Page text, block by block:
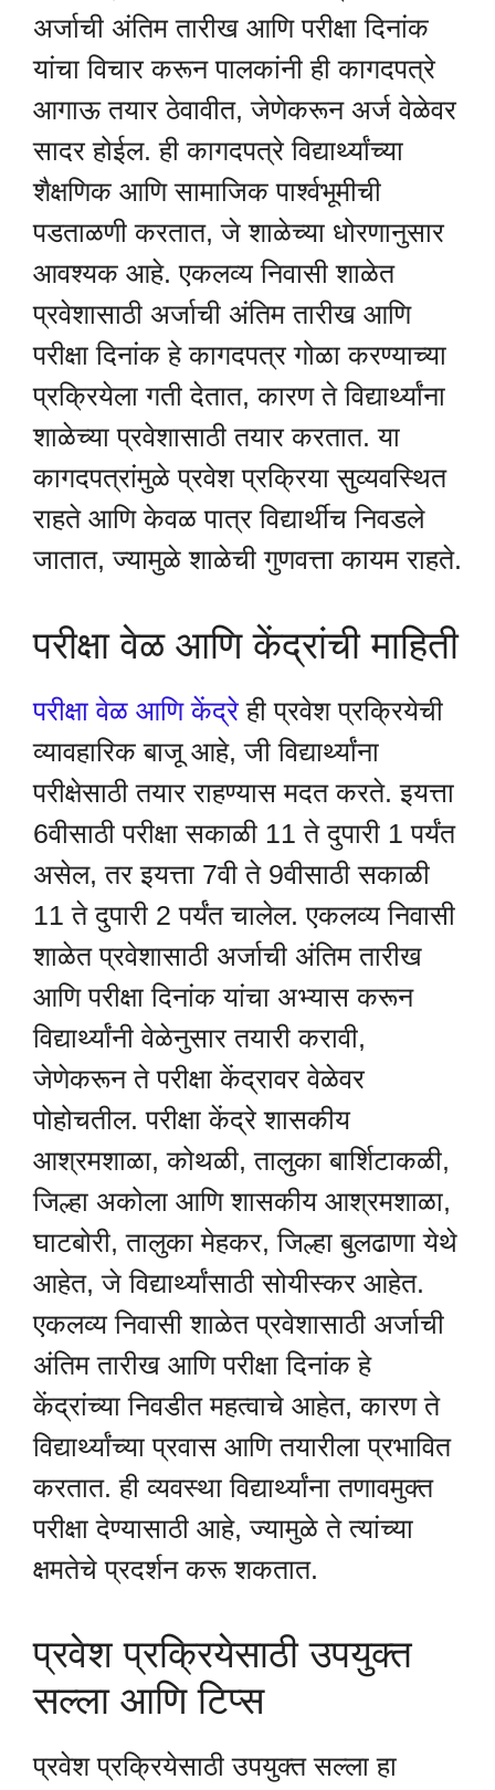
अर्जाची अंतिम तारीख आणि परीक्षा दिनांक
यांचा विचार करून पालकांनी ही कागदपत्रे
आगाऊ तयार ठेवावीत, जेणेकरून अर्ज वेळेवर
सादर होईल. ही कागदपत्रे विद्यार्थ्यांच्या
शैक्षणिक आणि सामाजिक पार्श्वभूमीची
पडताळणी करतात, जे शाळेच्या धोरणानुसार
आवश्यक आहे. एकलव्य निवासी शाळेत
प्रवेशासाठी अर्जाची अंतिम तारीख आणि
परीक्षा दिनांक हे कागदपत्र गोळा करण्याच्या
प्रक्रियेला गती देतात, कारण ते विद्यार्थ्यांना
शाळेच्या प्रवेशासाठी तयार करतात. या
कागदपत्रांमुळे प्रवेश प्रक्रिया सुव्यवस्थित
राहते आणि केवळ पात्र विद्यार्थीच निवडले
जातात, ज्यामुळे शाळेची गुणवत्ता कायम राहते.
परीक्षा वेळ आणि केंद्रांची माहिती
परीक्षा वेळ आणि केंद्रेही प्रवेश प्रक्रियेची
व्यावहारिक बाजू आहे, जी विद्यार्थ्यांना
परीक्षेसाठी तयार राहण्यास मदत करते. इयत्ता
6वीसाठी परीक्षा सकाळी 11 ते दुपारी 1 पर्यंत
असेल, तर इयत्ता 7वी ते 9वीसाठी सकाळी
11 ते दुपारी 2 पर्यंत चालेल. एकलव्य निवासी
शाळेत प्रवेशासाठी अर्जाची अंतिम तारीख
आणि परीक्षा दिनांक यांचा अभ्यास करून
विद्यार्थ्यांनी वेळेनुसार तयारी करावी,
जेणेकरून ते परीक्षा केंद्रावर वेळेवर
पोहोचतील. परीक्षा केंद्रे शासकीय
आश्रमशाळा, कोथळी, तालुका बार्शिटाकळी,
जिल्हा अकोला आणि शासकीय आश्रमशाळा,
घाटबोरी, तालुका मेहकर, जिल्हा बुलढाणा येथे
आहेत, जे विद्यार्थ्यांसाठी सोयीस्कर आहेत.
एकलव्य निवासी शाळेत प्रवेशासाठी अर्जाची
अंतिम तारीख आणि परीक्षा दिनांक हे
केंद्रांच्या निवडीत महत्वाचे आहेत, कारण ते
विद्यार्थ्यांच्या प्रवास आणि तयारीला प्रभावित
करतात. ही व्यवस्था विद्यार्थ्यांना तणावमुक्त
परीक्षा देण्यासाठी आहे, ज्यामुळे ते त्यांच्या
क्षमतेचे प्रदर्शन करू शकतात.
प्रवेश प्रक्रियेसाठी उपयुक्त
सल्ला आणि टिप्स
प्रवेश प्रक्रियेसाठी उपयुक्त सल्ला हा